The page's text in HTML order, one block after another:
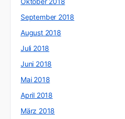
September 2018
August 2018
Juli 2018
Juni 2018
Mai 2018
April 2018
März 2018